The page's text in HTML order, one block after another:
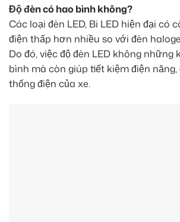
Độ đèn có hao bình không?
Các loại đèn LED, Bi LED hiện đại có
điện thấp hơn nhiều so với đèn
Do đó, việc độ đèn LED không những
bình mà còn giúp tiết kiệm điện
thống điện của xe.